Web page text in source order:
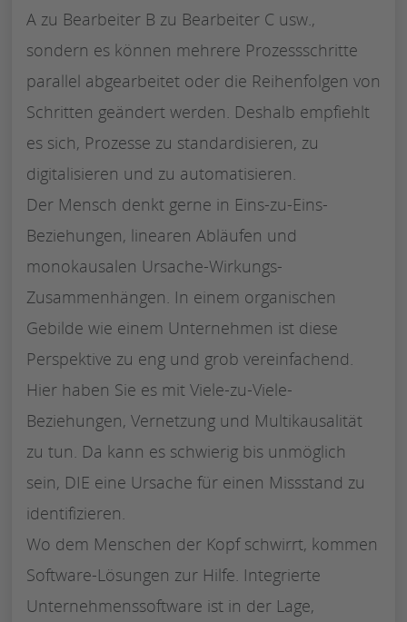
A zu Bearbeiter B zu Bearbeiter C usw.,
sondern es können mehrere Prozessschritte
parallel abgearbeitet oder die Reihenfolgen von
Schritten geändert werden. Deshalb empfiehlt
es sich, Prozesse zu standardisieren, zu
digitalisieren und zu automatisieren.
Der Mensch denkt gerne in Eins-zu-Eins-
Beziehungen, linearen Abläufen und
monokausalen Ursache-Wirkungs-
Zusammenhängen. In einem organischen
Gebilde wie einem Unternehmen ist diese
Perspektive zu eng und grob vereinfachend.
Hier haben Sie es mit Viele-zu-Viele-
Beziehungen, Vernetzung und Multikausalität
zu tun. Da kann es schwierig bis unmöglich
sein, DIE eine Ursache für einen Missstand zu
identifizieren.
Wo dem Menschen der Kopf schwirrt, kommen
Software-Lösungen zur Hilfe. Integrierte
Unternehmenssoftware ist in der Lage,